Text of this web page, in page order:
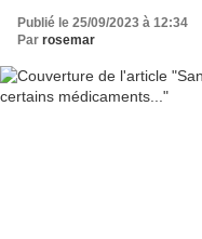
Publié le 25/09/2023 à 12:34
Par rosemar